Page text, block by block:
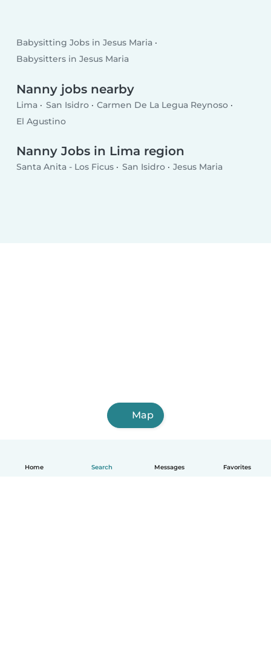
Home Search Messages Favorites
Babysitting Jobs in Jesus Maria
Babysitters in Jesus Maria
Nanny jobs nearby
Lima San Isidro
Carmen De La Legua Reynoso
El Agustino
Nanny Jobs in Lima region
Santa Anita - Los Ficus San Isidro Jesus Maria
Map